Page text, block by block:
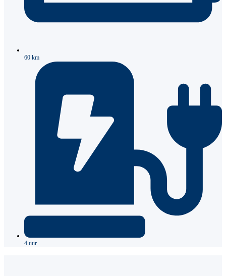
60 km
4 uur